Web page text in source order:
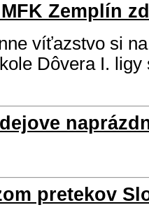
Zemplín
víťazstvo si
Dôvera I. ligy
pretekov